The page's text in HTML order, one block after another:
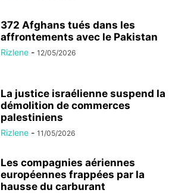
372 Afghans tués dans les
affrontements avec le Pakistan
Rizlene - 12/05/2026
La justice israélienne suspend la
démolition de commerces
palestiniens
Rizlene - 11/05/2026
Les compagnies aériennes
européennes frappées par la
hausse du carburant